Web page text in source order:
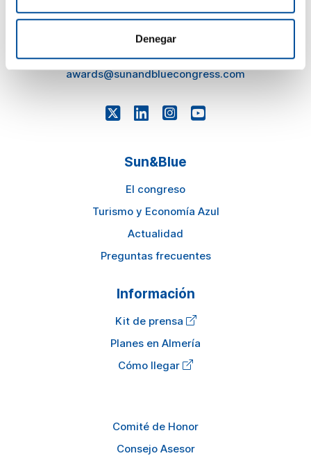
Denegar
awards@sunandbluecongress.com
Sun&Blue
El congreso
Turismo y Economía Azul
Actualidad
Preguntas frecuentes
Información
Kit de prensa
Planes en Almería
Cómo llegar
Comité de Honor
Consejo Asesor